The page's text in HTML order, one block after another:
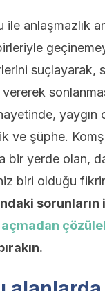
anlaşmazlık
suçlayarak,
yaygın
ve şüphe.
bir yerde olan,
biri olduğu